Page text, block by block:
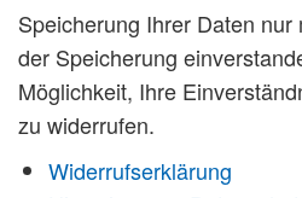
Speicherung Ihrer Daten
der Speicherung
Möglichkeit, Ihre
zu widerrufen.
Widerrufserklärung